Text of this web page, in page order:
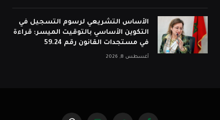
الأساس التشريعي لرسوم التسجيل في
التكوين الأساسي بالتوقيت الميسر: قراءة
في مستجدات القانون رقم 59.24
أغسطس 8, 2026